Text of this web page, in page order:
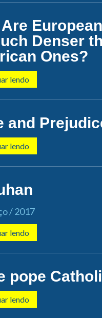
Denser
Ones?
lendo
and
lendo
/ 2017
lendo
pope
lendo